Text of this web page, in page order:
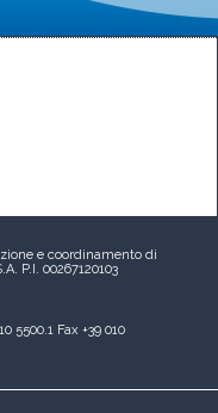
e coordinamento di
P.I. 00267120103
5500.1 Fax +39 010